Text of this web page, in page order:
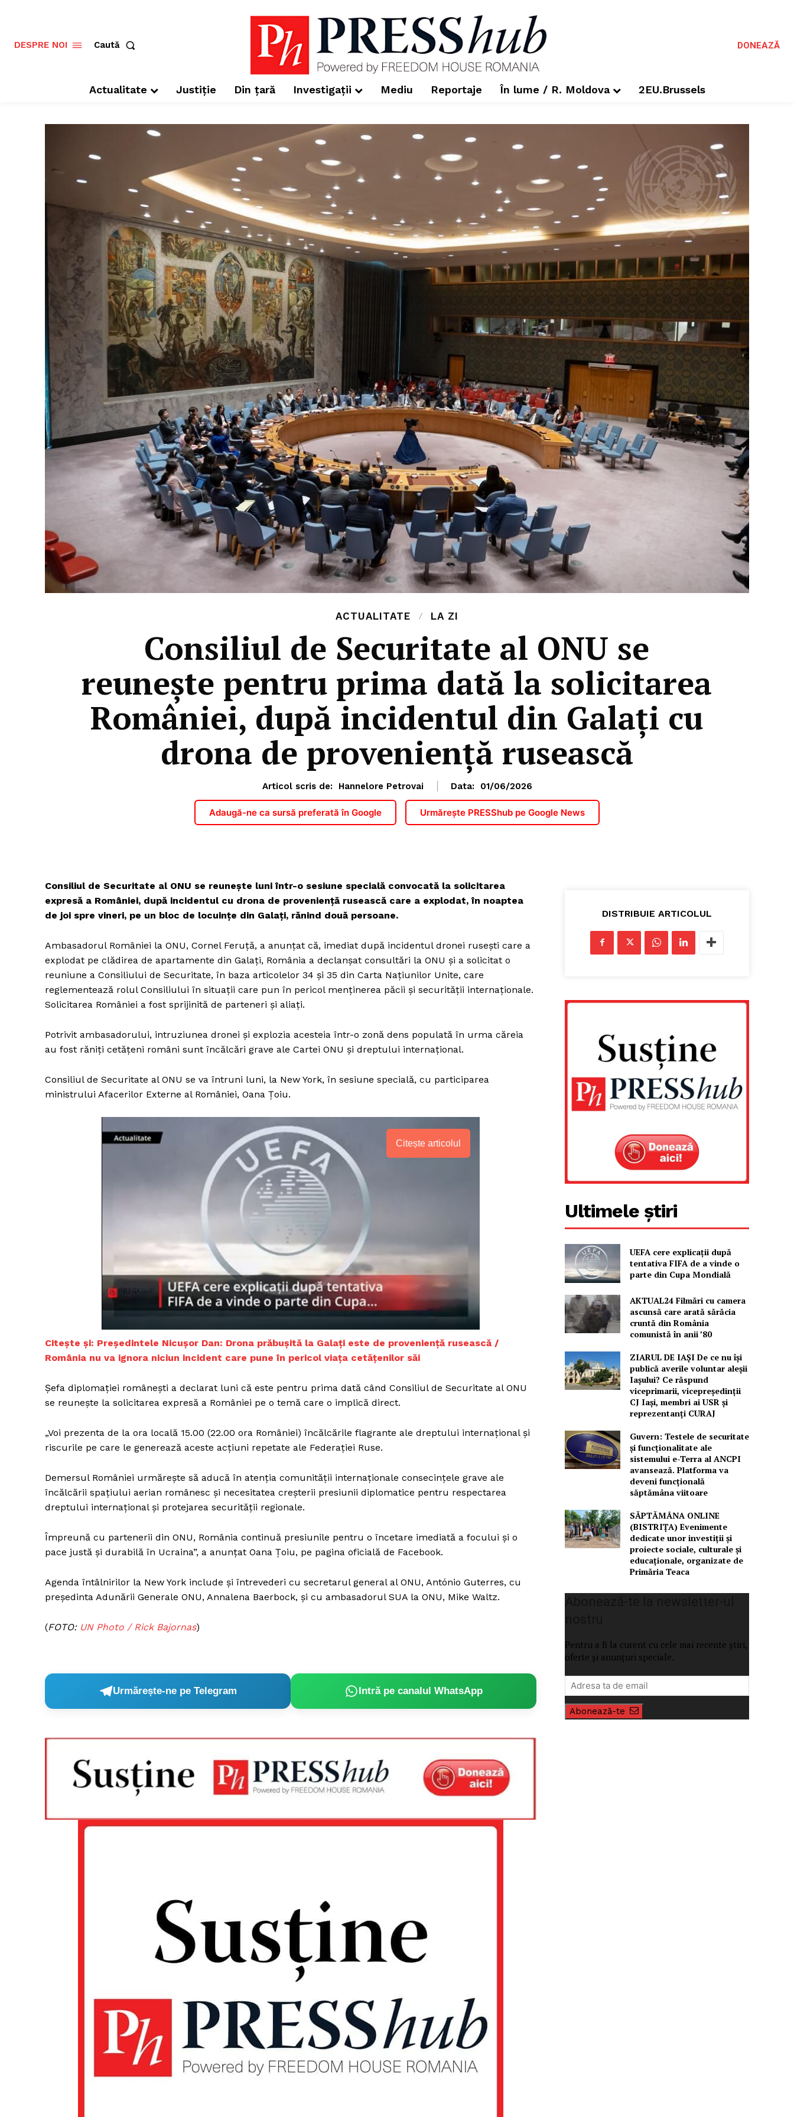
FREEDOM HOUSE
ROMÂNIA
PRESShub
Despre noi / Echipa
Proiecte editoriale
Rețea
Contact
DESPRE NOI Caută DONEAZĂ
Actualitate Justiție Din țară Investigații Mediu Reportaje În lume / R. Moldova 2EU.Brussels
ACTUALITATE LA ZI
Consiliul de Securitate al ONU se
reunește pentru prima dată la solicitarea
României, după incidentul din Galați cu
drona de proveniență rusească
Articol scris de: Hannelore Petrovai Data: 01/06/2026
Adaugă-ne ca sursă preferată în Google Urmărește PRESShub pe Google News
Consiliul de Securitate al ONU se reunește luni într-o sesiune specială convocată la solicitarea
expresă a României, după incidentul cu drona de proveniență rusească care a explodat, în noaptea
de joi spre vineri, pe un bloc de locuințe din Galați, rănind două persoane.
Ambasadorul României la ONU, Cornel Feruță, a anunțat că, imediat după incidentul dronei rusești care a
explodat pe clădirea de apartamente din Galați, România a declanșat consultări la ONU și a solicitat o
reuniune a Consiliului de Securitate, în baza articolelor 34 și 35 din Carta Națiunilor Unite, care
reglementează rolul Consiliului în situații care pun în pericol menținerea păcii și securității internaționale.
Solicitarea României a fost sprijinită de parteneri și aliați.
Potrivit ambasadorului, intruziunea dronei și explozia acesteia într-o zonă dens populată în urma căreia
au fost răniți cetățeni români sunt încălcări grave ale Cartei ONU și dreptului internațional.
Consiliul de Securitate al ONU se va întruni luni, la New York, în sesiune specială, cu participarea
ministrului Afacerilor Externe al României, Oana Țoiu.
Citește articolul
Citește și: Președintele Nicușor Dan: Drona prăbușită la Galați este de proveniență rusească /
România nu va ignora niciun incident care pune în pericol viața cetățenilor săi
Șefa diplomației românești a declarat luni că este pentru prima dată când Consiliul de Securitate al ONU
se reunește la solicitarea expresă a României pe o temă care o implică direct.
„Voi prezenta de la ora locală 15.00 (22.00 ora României) încălcările flagrante ale dreptului internațional și
riscurile pe care le generează aceste acțiuni repetate ale Federației Ruse.
Demersul României urmărește să aducă în atenția comunității internaționale consecințele grave ale
încălcării spațiului aerian românesc și necesitatea creșterii presiunii diplomatice pentru respectarea
dreptului internațional și protejarea securității regionale.
Împreună cu partenerii din ONU, România continuă presiunile pentru o încetare imediată a focului și o
pace justă și durabilă în Ucraina”, a anunțat Oana Țoiu, pe pagina oficială de Facebook.
Agenda întâlnirilor la New York include și întrevederi cu secretarul general al ONU, António Guterres, cu
președinta Adunării Generale ONU, Annalena Baerbock, și cu ambasadorul SUA la ONU, Mike Waltz.
(FOTO: UN Photo / Rick Bajornas)
Urmărește-ne pe Telegram Intră pe canalul WhatsApp
DISTRIBUIE ARTICOLUL
Ultimele știri
UEFA cere explicații după
tentativa FIFA de a vinde o
parte din Cupa Mondială
AKTUAL24 Filmări cu camera
ascunsă care arată sărăcia
cruntă din România
comunistă în anii ’80
ZIARUL DE IAȘI De ce nu își
publică averile voluntar aleșii
Iașului? Ce răspund
viceprimarii, vicepreședinții
CJ Iași, membri ai USR și
reprezentanți CURAJ
Guvern: Testele de securitate
și funcționalitate ale
sistemului e-Terra al ANCPI
avansează. Platforma va
deveni funcțională
săptămâna viitoare
SĂPTĂMÂNA ONLINE
(BISTRIȚA) Evenimente
dedicate unor investiții și
proiecte sociale, culturale și
educaționale, organizate de
Primăria Teaca
Pentru a fi la curent cu cele mai recente știri,
oferte și anunțuri speciale.
Abonează-te